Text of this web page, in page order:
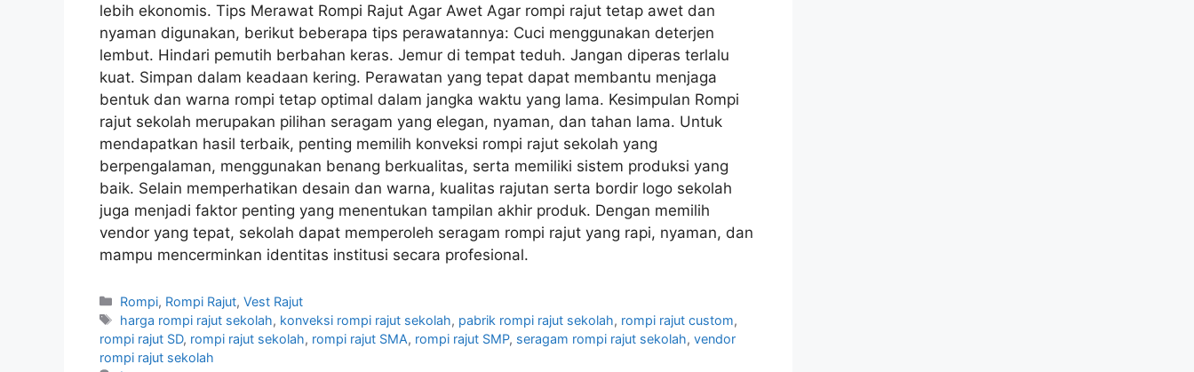
lebih ekonomis. Tips Merawat Rompi Rajut Agar Awet Agar rompi rajut tetap awet dan
nyaman digunakan, berikut beberapa tips perawatannya: Cuci menggunakan deterjen
lembut. Hindari pemutih berbahan keras. Jemur di tempat teduh. Jangan diperas terlalu
kuat. Simpan dalam keadaan kering. Perawatan yang tepat dapat membantu menjaga
bentuk dan warna rompi tetap optimal dalam jangka waktu yang lama. Kesimpulan Rompi
rajut sekolah merupakan pilihan seragam yang elegan, nyaman, dan tahan lama. Untuk
mendapatkan hasil terbaik, penting memilih konveksi rompi rajut sekolah yang
berpengalaman, menggunakan benang berkualitas, serta memiliki sistem produksi yang
baik. Selain memperhatikan desain dan warna, kualitas rajutan serta bordir logo sekolah
juga menjadi faktor penting yang menentukan tampilan akhir produk. Dengan memilih
vendor yang tepat, sekolah dapat memperoleh seragam rompi rajut yang rapi, nyaman, dan
mampu mencerminkan identitas institusi secara profesional.
Rompi, Rompi Rajut,Vest Rajut
harga rompi rajut sekolah, konveksi rompi rajut sekolah, pabrik rompi rajut sekolah, rompi rajut custom,
rompi rajut SD, rompi rajut sekolah, rompi rajut SMA, rompi rajut SMP, seragam rompi rajut sekolah, vendor
rompi rajut sekolah